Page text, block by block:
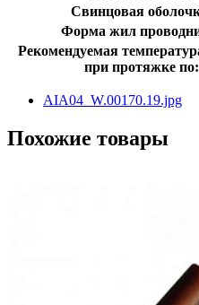
Свинцовая
Форма жил
Рекомендуемая
при протяжке по:
AIA04_W.00170.19.jpg
Похожие товары